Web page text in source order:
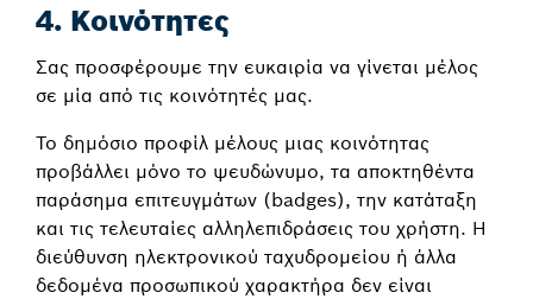
4. Κοινότητες
Σας προσφέρουμε την ευκαιρία να γίνεται μέλος
σε μία από τις κοινότητές μας.
Το δημόσιο προφίλ μέλους μιας κοινότητας
προβάλλει μόνο το ψευδώνυμο, τα αποκτηθέντα
παράσημα επιτευγμάτων (badges), την κατάταξη
και τις τελευταίες αλληλεπιδράσεις του χρήστη. Η
διεύθυνση ηλεκτρονικού ταχυδρομείου ή άλλα
δεδομένα προσωπικού χαρακτήρα δεν είναι